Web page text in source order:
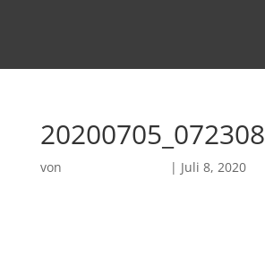
20200705_072308
von | Juli 8, 2020